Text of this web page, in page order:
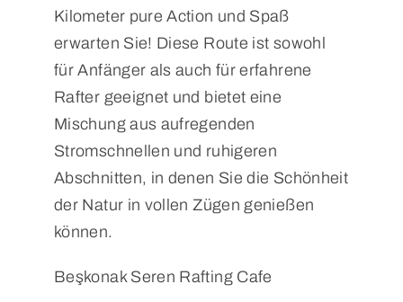
Kilometer pure Action und Spaß
erwarten Sie! Diese Route ist sowohl
für Anfänger als auch für erfahrene
Rafter geeignet und bietet eine
Mischung aus aufregenden
Stromschnellen und ruhigeren
Abschnitten, in denen Sie die Schönheit
der Natur in vollen Zügen genießen
können.
Beşkonak Seren Rafting Cafe